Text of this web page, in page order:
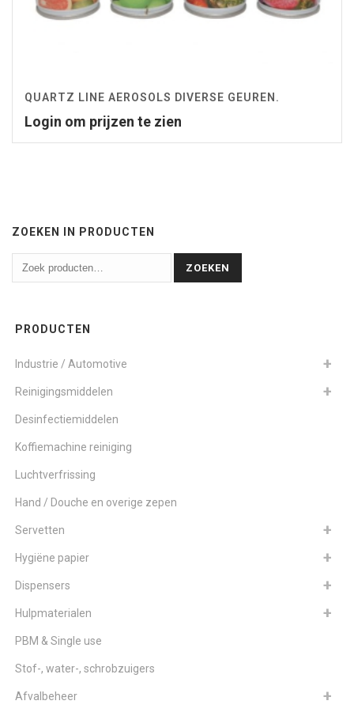
QUARTZ LINE AEROSOLS DIVERSE GEUREN.
Login om prijzen te zien
ZOEKEN IN PRODUCTEN
ZOEKEN
PRODUCTEN
Industrie / Automotive
Reinigingsmiddelen
Desinfectiemiddelen
Koffiemachine reiniging
Luchtverfrissing
Hand / Douche en overige zepen
Servetten
Hygiëne papier
Dispensers
Hulpmaterialen
PBM & Single use
Stof-, water-, schrobzuigers
Afvalbeheer